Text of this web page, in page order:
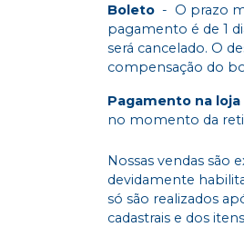
Boleto - O prazo
pagamento é de 1
será cancelado. O
compensação do
Pagamento na loja
no momento da
Nossas vendas são
devidamente
só são realizados
cadastrais e dos